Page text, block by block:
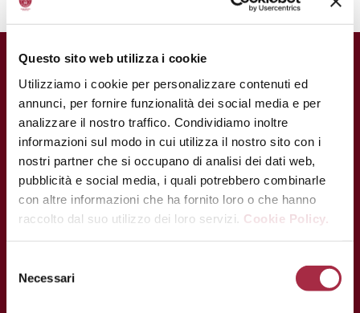
Questo sito web utilizza i cookie
Utilizziamo i cookie per personalizzare contenuti ed
annunci, per fornire funzionalità dei social media e per
analizzare il nostro traffico. Condividiamo inoltre
informazioni sul modo in cui utilizza il nostro sito con i
nostri partner che si occupano di analisi dei dati web,
pubblicità e social media, i quali potrebbero combinarle
con altre informazioni che ha fornito loro o che hanno
raccolto dal suo utilizzo dei loro servizi. Cookie Policy.
Necessari